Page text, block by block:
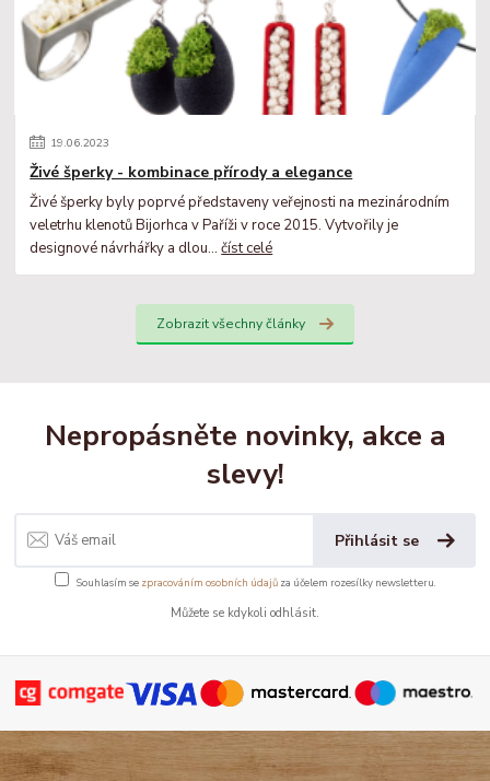
19.06.2023
Živé šperky - kombinace přírody a elegance
Živé šperky byly poprvé představeny veřejnosti na mezinárodním
veletrhu klenotů Bijorhca v Paříži v roce 2015. Vytvořily je
designové návrhářky a dlou...číst celé
Zobrazit všechny články
Nepropásněte novinky, akce a
slevy!
Přihlásit se
Souhlasím se zpracováním osobních údajůza účelem rozesílky newsletteru.
Můžete se kdykoli odhlásit.